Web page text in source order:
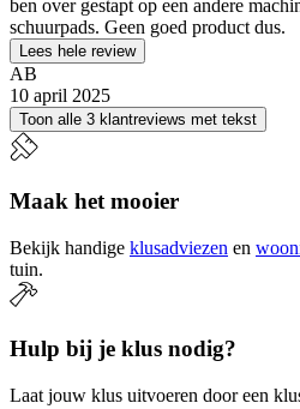
ben over gestapt op een andere
schuurpads. Geen goed product dus.
Lees hele review
AB
10 april 2025
Toon alle 3 klantreviews met tekst
Maak het mooier
Bekijk handige klusadviezen en
tuin.
Hulp bij je klus nodig?
Laat jouw klus uitvoeren door een